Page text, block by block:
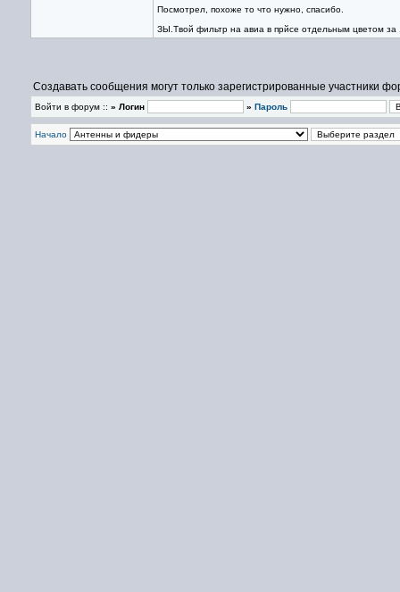
Посмотрел, похоже то что нужно, спасибо.
ЗЫ.Твой фильтр на авиа в прйсе отдельным цветом за
Создавать сообщения могут только зарегистрированные участники
Войти в форум :: » Логин » Пароль
Начало